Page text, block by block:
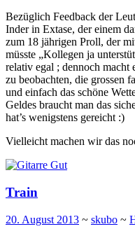
Bezüglich Feedback der
Inder in Extase, der einem
zum 18 jährigen Proll, der
müsste „Kollegen ja
relativ egal ; dennoch macht
zu beobachten, die grossen
und einfach das schöne
Geldes braucht man das
hat’s wenigstens gereicht :)
Vielleicht machen wir das
Train
20. August 2013 ~ skubo ~